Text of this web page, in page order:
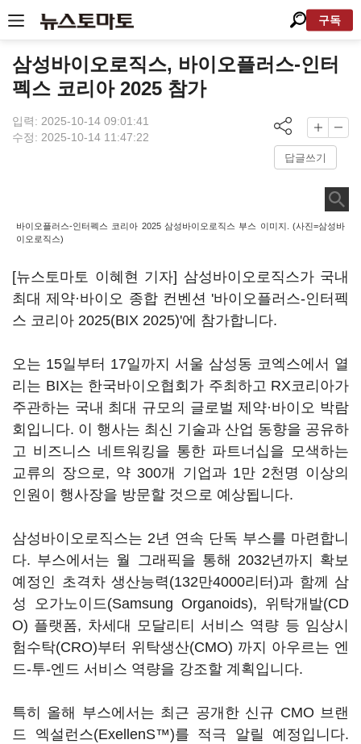
구독
삼성바이오로직스, 바이오플러스-인터
펙스 코리아 2025 참가
입력: 2025-10-14 09:01:41
수정: 2025-10-14 11:47:22
답글쓰기
바이오플러스-인터펙스 코리아 2025 삼성바이오로직스 부스 이미지. (사진=삼성바
이오로직스)
[뉴스토마토 이혜현 기자] 삼성바이오로직스가 국내
최대 제약·바이오 종합 컨벤션 '바이오플러스-인터펙
스 코리아 2025(BIX 2025)'에 참가합니다.
오는 15일부터 17일까지 서울 삼성동 코엑스에서 열
리는 BIX는 한국바이오협회가 주최하고 RX코리아가
주관하는 국내 최대 규모의 글로벌 제약·바이오 박람
회입니다. 이 행사는 최신 기술과 산업 동향을 공유하
고 비즈니스 네트워킹을 통한 파트너십을 모색하는
교류의 장으로, 약 300개 기업과 1만 2천명 이상의
인원이 행사장을 방문할 것으로 예상됩니다.
삼성바이오로직스는 2년 연속 단독 부스를 마련합니
다. 부스에서는 월 그래픽을 통해 2032년까지 확보
예정인 초격차 생산능력(132만4000리터)과 함께 삼
성 오가노이드(Samsung Organoids), 위탁개발(CD
O) 플랫폼, 차세대 모달리티 서비스 역량 등 임상시
험수탁(CRO)부터 위탁생산(CMO) 까지 아우르는 엔
드-투-엔드 서비스 역량을 강조할 계획입니다.
특히 올해 부스에서는 최근 공개한 신규 CMO 브랜
드 엑설런스(ExellenS™)를 적극 알릴 예정입니다.